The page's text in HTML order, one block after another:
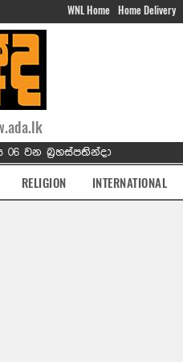
WNL Home Home Delivery
06 වන බ්‍රහස්පතින්දා
RELIGION INTERNATIONAL